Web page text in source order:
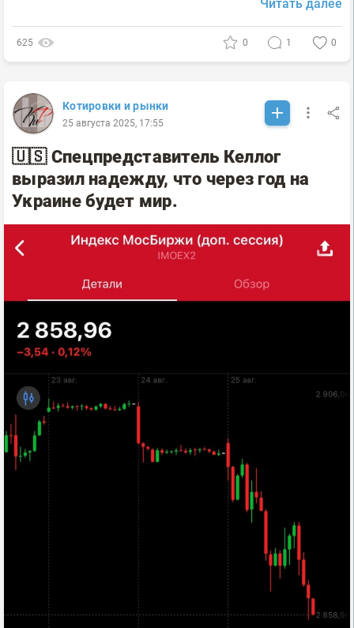
Читать далее
625 0 1 0
Котировки и рынки
25 августа 2025, 17:55
🇺🇸 Спецпредставитель Келлог
выразил надежду, что через год на
Украине будет мир.